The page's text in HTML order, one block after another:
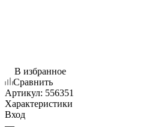
В избранное
Сравнить
Артикул: 556351
Характеристики
Вход
—